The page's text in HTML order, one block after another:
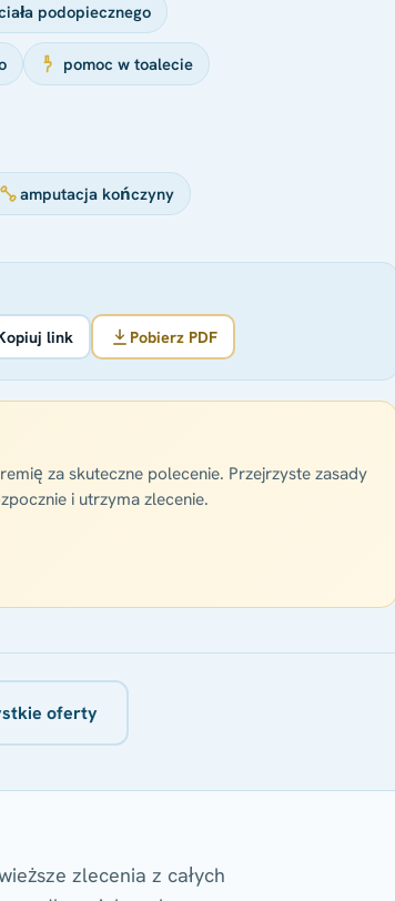
podopiecznego
pomoc w toalecie
amputacja kończyny
link Pobierz PDF
za skuteczne polecenie. Przejrzyste zasady
i utrzyma zlecenie.
oferty
zlecenia z całych